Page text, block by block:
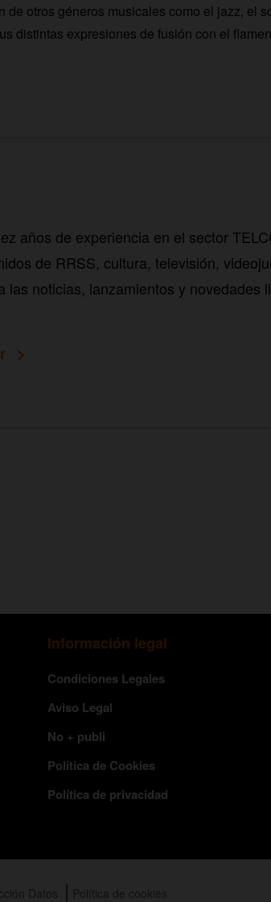
otros géneros musicales como el jazz, el
distintas expresiones de fusión con el
años de experiencia en el sector
de RRSS, cultura, televisión,
las noticias, lanzamientos y novedades
Información legal
Condiciones Legales
Aviso Legal
No + publi
Política de Cookies
Política de privacidad